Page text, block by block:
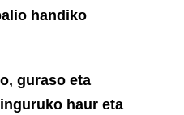
handiko
guraso eta
haur eta